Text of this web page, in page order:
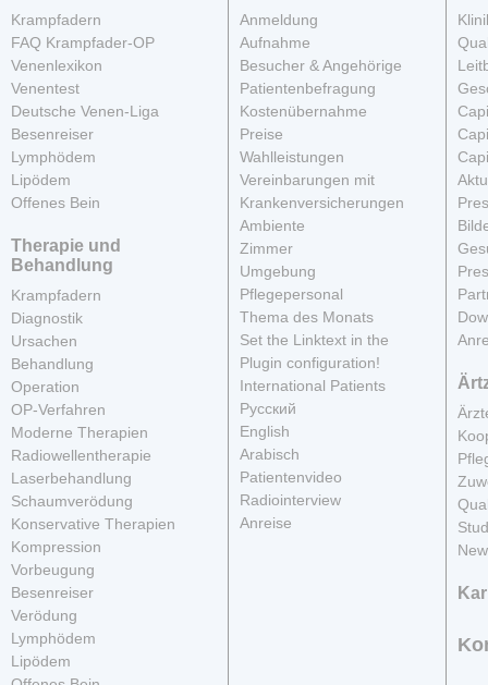
Krampfadern
FAQ Krampfader-OP
Venenlexikon
Venentest
Deutsche Venen-Liga
Besenreiser
Lymphödem
Lipödem
Offenes Bein
Therapie und
Behandlung
Krampfadern
Diagnostik
Ursachen
Behandlung
Operation
OP-Verfahren
Moderne Therapien
Radiowellentherapie
Laserbehandlung
Schaumverödung
Konservative Therapien
Kompression
Vorbeugung
Besenreiser
Verödung
Lymphödem
Lipödem
Anmeldung
Aufnahme
Besucher & Angehörige
Patientenbefragung
Kostenübernahme
Preise
Wahlleistungen
Vereinbarungen mit
Krankenversicherungen
Ambiente
Zimmer
Umgebung
Pflegepersonal
Thema des Monats
Set the Linktext in the
Plugin configuration!
International Patients
Русский
English
Arabisch
Patientenvideo
Radiointerview
Anreise